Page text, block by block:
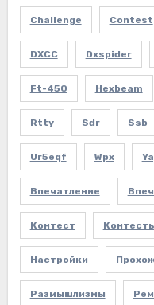
Challenge Contest
DXCC Dxspider
Ft-450 Hexbeam
Rtty Sdr Ssb
Ur5eqf Wpx
Впечатление
Контест
Настройки
Размышлизмы